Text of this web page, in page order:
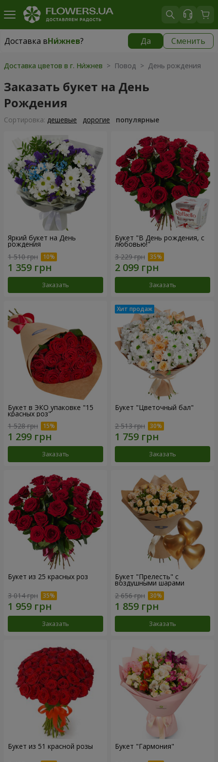
Доставка вНи́жнев? Да Сменить
Доставка вНи́жнев|
Доставка цветов в г. Ни́жнев > Повод > День рождения
Заказать букет на День
Рождения
Cортировка: дешевые дорогие популярные
Яркий букет на День
рождения
1 510 грн
Заказать
Букет "В День рождения, с
любовью!"
3 229 грн
Заказать
Букет в ЭКО упаковке "15
красных роз"
1 528 грн
Заказать
Букет "Цветочный бал"
2 513 грн
Заказать
Букет из 25 красных роз
3 014 грн
Заказать
Букет "Прелесть" с
воздушными шарами
2 656 грн
Заказать
Букет из 51 красной розы Букет "Гармония"